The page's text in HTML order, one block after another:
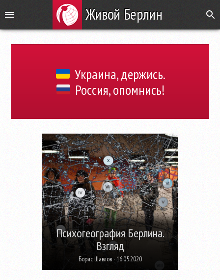
Живой Берлин
Украина, держись.
Россия, опомнись!
Психогеография Берлина.
Взгляд
Борис Шавлов · 16.05.2020